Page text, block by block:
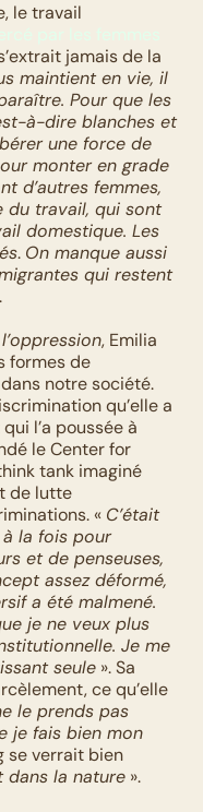
le travail
jamais de la
maintient en vie, il
Pour que les
à-dire blanches et
une force de
monter en grade
d’autres femmes,
du travail, qui sont
domestique. Les
. On manque aussi
qui restent
, Emilia
formes de
notre société.
qu’elle a
l’a poussée à
le Center for
tank imaginé
de lutte
« C’était
la fois pour
et de penseuses,
assez déformé,
a été malmené.
je ne veux plus
Je me
seule ». Sa
ce qu’elle
le prends pas
je fais bien mon
se verrait bien
dans la nature ».